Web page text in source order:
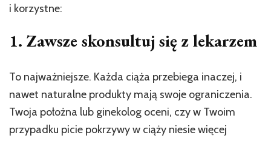
i korzystne:
1. Zawsze skonsultuj się z lekarzem
To najważniejsze. Każda ciąża przebiega inaczej, i
nawet naturalne produkty mają swoje ograniczenia.
Twoja położna lub ginekolog oceni, czy w Twoim
przypadku picie pokrzywy w ciąży niesie więcej